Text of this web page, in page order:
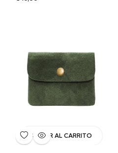
AÑADIR AL CARRITO